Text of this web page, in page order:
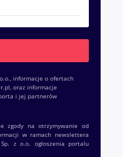
informacje o ofertach
oraz informacje
i jej partnerów
zgody na otrzymywanie od
w ramach newslettera
z o.o. ogłoszenia portalu